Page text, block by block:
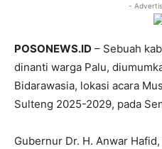
-
POSONEWS.ID – Sebuah
dinanti warga Palu,
Bidarawasia, lokasi acara
Sulteng 2025-2029, pada
Gubernur Dr. H. Anwar